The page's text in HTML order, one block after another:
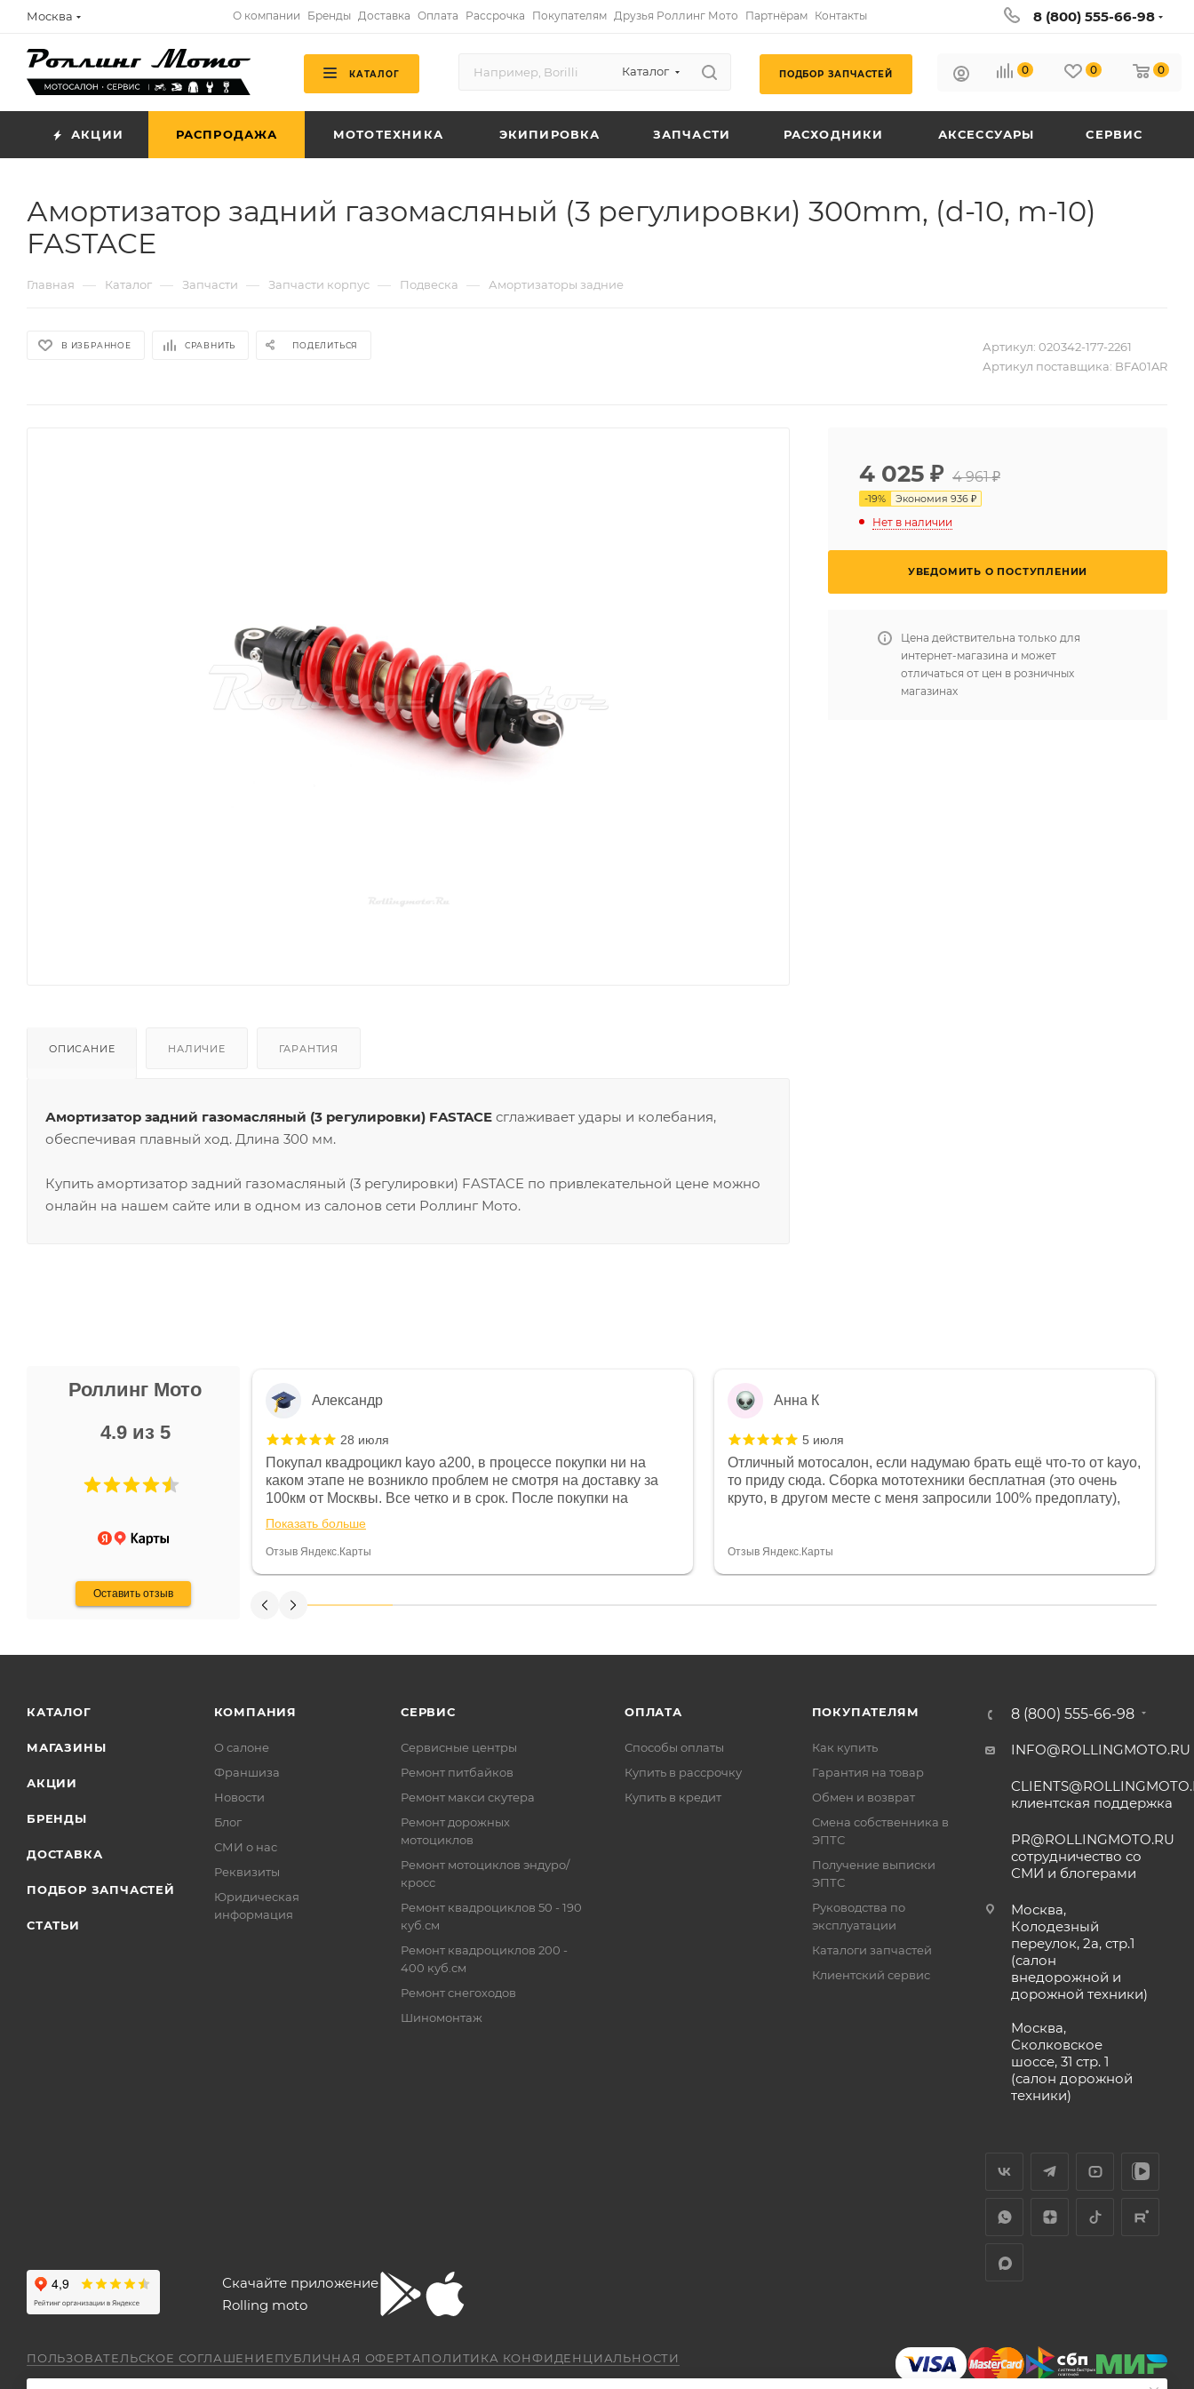
Москва О компании Бренды Доставка Оплата Рассрочка Покупателям Друзья Роллинг Мото Партнёрам Контакты 8 (800) 555-66-98
КАТАЛОГ Каталог ПОДБОР ЗАПЧАСТЕЙ 0 0 0
АКЦИИ РАСПРОДАЖА МОТОТЕХНИКА ЭКИПИРОВКА ЗАПЧАСТИ РАСХОДНИКИ АКСЕССУАРЫ СЕРВИС
Амортизатор задний газомасляный (3 регулировки) 300mm, (d-10, m-10)
FASTACE
Главная — Каталог — Запчасти — Запчасти корпус — Подвеска — Амортизаторы задние
В ИЗБРАННОЕ СРАВНИТЬ ПОДЕЛИТЬСЯ Артикул: 020342-177-2261
Артикул поставщика: BFA01AR
ОПИСАНИЕ НАЛИЧИЕ ГАРАНТИЯ
Амортизатор задний газомасляный (3 регулировки) FASTACE сглаживает удары и колебания,
обеспечивая плавный ход. Длина 300 мм.
Купить амортизатор задний газомасляный (3 регулировки) FASTACE по привлекательной цене можно
онлайн на нашем сайте или в одном из салонов сети Роллинг Мото.
4 025 ₽ 4 961 ₽
-19% Экономия 936 ₽
Нет в наличии
УВЕДОМИТЬ О ПОСТУПЛЕНИИ
Цена действительна только для
интернет-магазина и может
отличаться от цен в розничных
магазинах
Роллинг Мото
4.9 из 5
Оставить отзыв
Не понравились условия
и дают только на год)
Александр
28 июля
Покупал квадроцикл kayo a200, в процессе покупки ни на
каком этапе не возникло проблем не смотря на доставку за
100км от Москвы. Все четко и в срок. После покупки на
спидометре всегда был 0, при этом представители магазина
постоянно были на связи и в итоге проблема была решена.
Считаю, что это говорит о небезразличии к клиенту после
Показать больше
Отзыв Яндекс.Карты
Анна К
5 июля
Отличный мотосалон, если надумаю брать ещё что-то от kayo,
то приду сюда. Сборка мототехники бесплатная (это очень
круто, в другом месте с меня запросили 100% предоплату),
спасибо отдельное, всегда на связи, очень детально всё
Отзыв Яндекс.Карты
КАТАЛОГ
МАГАЗИНЫ
АКЦИИ
БРЕНДЫ
ДОСТАВКА
ПОДБОР ЗАПЧАСТЕЙ
СТАТЬИ
КОМПАНИЯ
О салоне
Франшиза
Новости
Блог
СМИ о нас
Реквизиты
Юридическая
информация
СЕРВИС
Сервисные центры
Ремонт питбайков
Ремонт макси скутера
Ремонт дорожных
мотоциклов
Ремонт мотоциклов эндуро/
кросс
Ремонт квадроциклов 50 - 190
куб.см
Ремонт квадроциклов 200 -
400 куб.см
Ремонт снегоходов
Шиномонтаж
ОПЛАТА
Способы оплаты
Купить в рассрочку
Купить в кредит
ПОКУПАТЕЛЯМ
Как купить
Гарантия на товар
Обмен и возврат
Смена собственника в
ЭПТС
Получение выписки
ЭПТС
Руководства по
эксплуатации
Каталоги запчастей
Клиентский сервис
8 (800) 555-66-98
INFO@ROLLINGMOTO.RU
клиентская поддержка
PR@ROLLINGMOTO.RU
сотрудничество со
СМИ и блогерами
Москва,
Колодезный
переулок, 2а, стр.1
(салон
внедорожной и
дорожной техники)
Москва,
Сколковское
шоссе, 31 стр. 1
(салон дорожной
техники)
Скачайте приложение
Rolling moto
ПОЛЬЗОВАТЕЛЬСКОЕ СОГЛАШЕНИЕПУБЛИЧНАЯ ОФЕРТАПОЛИТИКА КОНФИДЕНЦИАЛЬНОСТИ